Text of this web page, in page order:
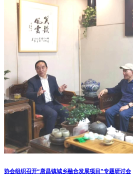
协会组织召开“唐昌镇城乡融合发展项目”专题研讨会